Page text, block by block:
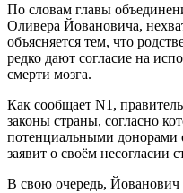
По словам главы
Оливера Йовановича,
объясняется тем, что
редко дают согласие на
смерти мозга.
Как сообщает N1,
законы страны, согласно
потенциальными донорами
заявит о своём несогласии
В свою очередь, Йованович